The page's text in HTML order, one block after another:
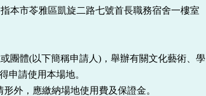
市苓雅區凱旋二路七號首長職務宿舍一樓室
體(以下簡稱申請人)，舉辦有關文化藝術、學
申請使用本場地。
，應繳納場地使用費及保證金。